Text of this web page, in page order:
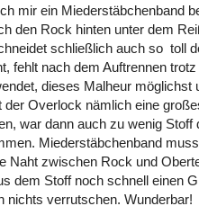
mir ein Miederstäbchenband
den Rock hinten unter dem
schließlich auch so toll
fehlt nach dem Auftrennen
dieses Malheur
der Overlock nämlich eine
war dann auch zu wenig Stoff
Miederstäbchenband
Naht zwischen Rock und
dem Stoff noch schnell einen
nichts verrutschen. Wunderbar!